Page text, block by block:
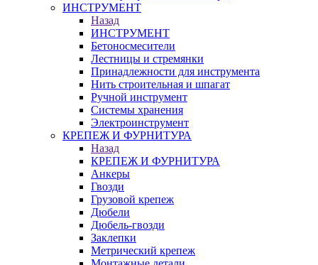
ИНСТРУМЕНТ
Назад
ИНСТРУМЕНТ
Бетоносмесители
Лестницы и стремянки
Принадлежности для инструмента
Нить строительная и шпагат
Ручной инструмент
Системы хранения
Электроинструмент
КРЕПЕЖ И ФУРНИТУРА
Назад
КРЕПЕЖ И ФУРНИТУРА
Анкеры
Гвозди
Грузовой крепеж
Дюбели
Дюбель-гвозди
Заклепки
Метрический крепеж